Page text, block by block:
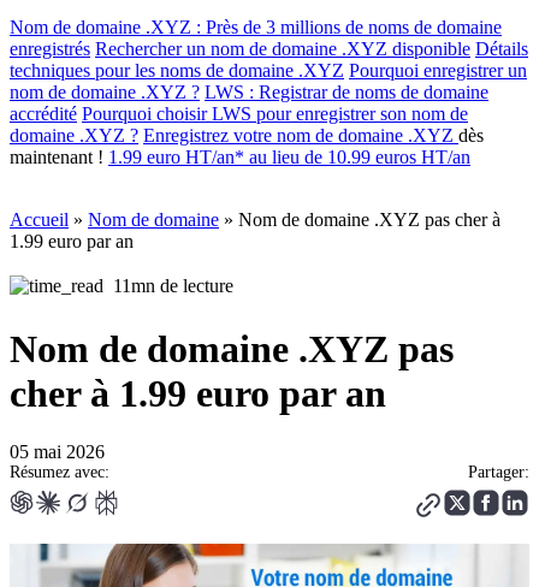
Nom de domaine .XYZ : Près de 3 millions de noms de domaine
enregistrés Rechercher un nom de domaine .XYZ disponible Détails
techniques pour les noms de domaine .XYZ Pourquoi enregistrer un
nom de domaine .XYZ ? LWS : Registrar de noms de domaine
accrédité Pourquoi choisir LWS pour enregistrer son nom de
domaine .XYZ ? Enregistrez votre nom de domaine .XYZ dès
maintenant ! 1.99 euro HT/an* au lieu de 10.99 euros HT/an
Accueil » Nom de domaine » Nom de domaine .XYZ pas cher à
1.99 euro par an
11mn de lecture
Nom de domaine .XYZ pas
cher à 1.99 euro par an
05 mai 2026
Résumez avec: Partager: